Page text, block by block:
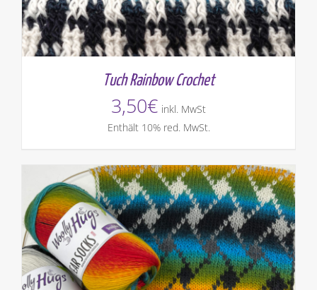
Tuch Rainbow Crochet
3,50€ inkl. MwSt
Enthält 10% red. MwSt.